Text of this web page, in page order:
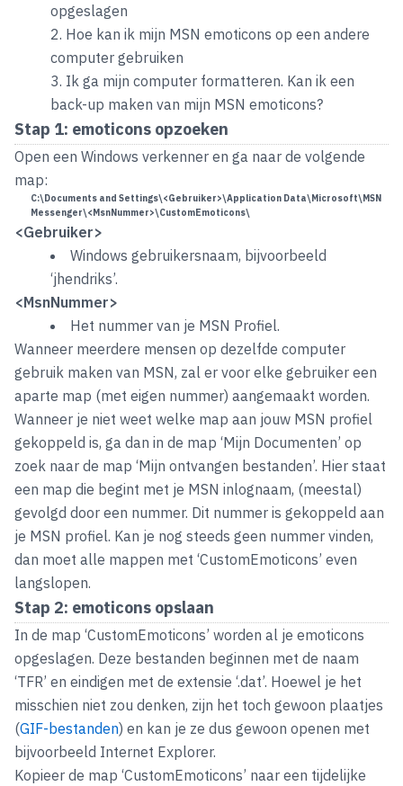
opgeslagen
Hoe kan ik mijn MSN emoticons op een andere
computer gebruiken
Ik ga mijn computer formatteren. Kan ik een
back-up maken van mijn MSN emoticons?
Stap 1: emoticons opzoeken
Open een Windows verkenner en ga naar de volgende
map:
C:\Documents and Settings\<Gebruiker>\Application Data\Microsoft\MSN
Messenger\<MsnNummer>\CustomEmoticons\
<Gebruiker>
Windows gebruikersnaam, bijvoorbeeld
‘jhendriks’.
<MsnNummer>
Het nummer van je MSN Profiel.
Wanneer meerdere mensen op dezelfde computer
gebruik maken van MSN, zal er voor elke gebruiker een
aparte map (met eigen nummer) aangemaakt worden.
Wanneer je niet weet welke map aan jouw MSN profiel
gekoppeld is, ga dan in de map ‘Mijn Documenten’ op
zoek naar de map ‘Mijn ontvangen bestanden’. Hier staat
een map die begint met je MSN inlognaam, (meestal)
gevolgd door een nummer. Dit nummer is gekoppeld aan
je MSN profiel. Kan je nog steeds geen nummer vinden,
dan moet alle mappen met ‘CustomEmoticons’ even
langslopen.
Stap 2: emoticons opslaan
In de map ‘CustomEmoticons’ worden al je emoticons
opgeslagen. Deze bestanden beginnen met de naam
‘TFR’ en eindigen met de extensie ‘.dat’. Hoewel je het
misschien niet zou denken, zijn het toch gewoon plaatjes
(GIF-bestanden) en kan je ze dus gewoon openen met
bijvoorbeeld Internet Explorer.
Kopieer de map ‘CustomEmoticons’ naar een tijdelijke